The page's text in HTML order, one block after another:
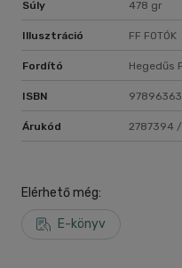
a művész szerepén és a
Súly 478 gr
Illusztráció FF FOTÓK
Fordító Hegedűs
ISBN
Árukód 2787394
Elérhető még:
E-könyv